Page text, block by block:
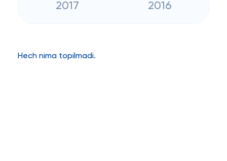
2017 2016
Hech nima topilmadi.